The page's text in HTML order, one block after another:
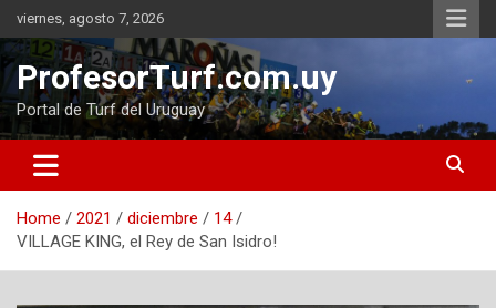
Skip
to
content
viernes, agosto 7, 2026
ProfesorTurf.com.uy
Portal de Turf del Uruguay
Home 2021 diciembre
14
VILLAGE KING, el Rey de San Isidro!